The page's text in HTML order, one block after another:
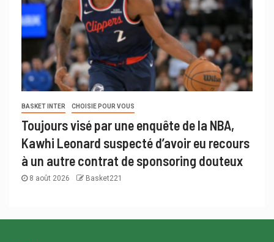
BASKET INTER CHOISIE POUR VOUS
Toujours visé par une enquête de la NBA,
Kawhi Leonard suspecté d’avoir eu recours
à un autre contrat de sponsoring douteux
8 août 2026 Basket221